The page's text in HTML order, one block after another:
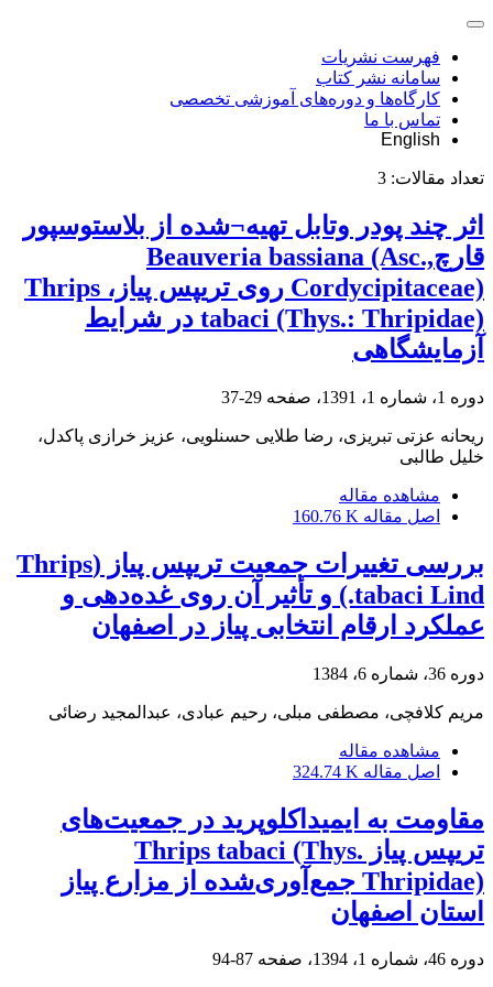
فهرست نشریات
سامانه نشر کتاب
کارگاه‌ها و دوره‌های آموزشی تخصصی
تماس با ما
English
تعداد مقالات: 3
اثر چند پودر وتابل تهیه¬شده از بلاستوسپور
قارچBeauveria bassiana (Asc.,
Cordycipitaceae) روی تریپس پیاز، Thrips
tabaci (Thys.: Thripidae) در شرایط
آزمایشگاهی
دوره 1، شماره 1، 1391، صفحه 29-37
ریحانه عزتی تبریزی، رضا طلایی حسنلویی، عزیز خرازی پاکدل،
خلیل طالبی
مشاهده مقاله
اصل مقاله 160.76 K
بررسی تغییرات جمعیت تریپس پیاز (Thrips
tabaci Lind.) و تأثیر آن روی غده‌دهی و
عملکرد ارقام انتخابی پیاز در اصفهان
دوره 36، شماره 6، 1384
مریم کلافچی، مصطفی مبلی، رحیم عبادی، عبدالمجید رضائی
مشاهده مقاله
اصل مقاله 324.74 K
مقاومت به ایمیداکلوپرید در جمعیت‌های
تریپس پیاز Thrips tabaci (Thys.
Thripidae) جمع‌آوری‌شده از مزارع پیاز
استان اصفهان
دوره 46، شماره 1، 1394، صفحه 87-94